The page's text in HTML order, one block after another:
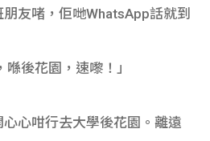
友啫，佢哋WhatsApp話就到
後花園，速嚟！」
心咁行去大學後花園。離遠